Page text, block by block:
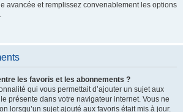
avancée et remplissez convenablement les options
les favoris et les abonnements ?
qui vous permettait d’ajouter un sujet aux
présente dans votre navigateur internet. Vous ne
lorsqu’un sujet ajouté aux favoris était mis à jour.